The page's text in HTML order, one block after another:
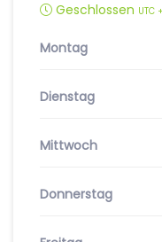
Geschlossen UTC
Montag
Dienstag
Mittwoch
Donnerstag